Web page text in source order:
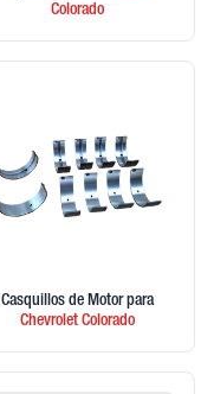
Colorado
Casquillos de Motor para
ChevroletColorado